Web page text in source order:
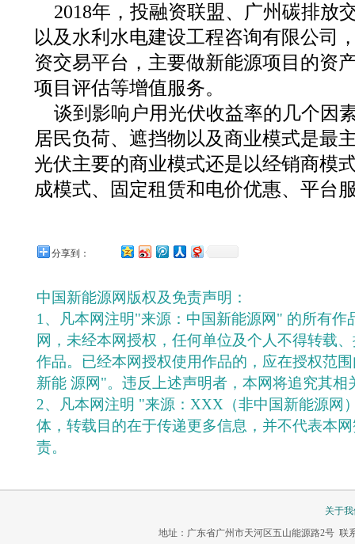
2018年，投融资联盟、广州碳排放
以及水利水电建设工程咨询有限公司
资交易平台，主要做新能源项目的资
项目评估等增值服务。
谈到影响户用光伏收益率的几个因
居民负荷、遮挡物以及商业模式是最
光伏主要的商业模式还是以经销商模
成模式、固定租赁和电价优惠、平台
分享到：
中国新能源网版权及免责声明：
1、凡本网注明"来源：中国新能源网" 的所有作
网，未经本网授权，任何单位及个人不得转载
作品。已经本网授权使用作品的，应在授权范
新能 源网"。违反上述声明者，本网将追究其相
2、凡本网注明 "来源：XXX（非中国新能源网
体，转载目的在于传递更多信息，并不代表本
责。
关于
地址：广东省广州市天河区五山能源路2号 联